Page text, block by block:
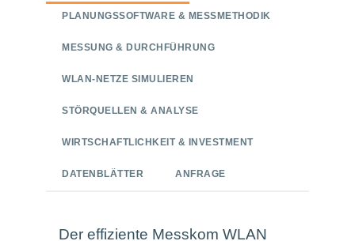
PLANUNGSSOFTWARE & MESSMETHODIK
MESSUNG & DURCHFÜHRUNG
WLAN-NETZE SIMULIEREN
STÖRQUELLEN & ANALYSE
WIRTSCHAFTLICHKEIT & INVESTMENT
DATENBLÄTTER ANFRAGE
Der effiziente Messkom WLAN